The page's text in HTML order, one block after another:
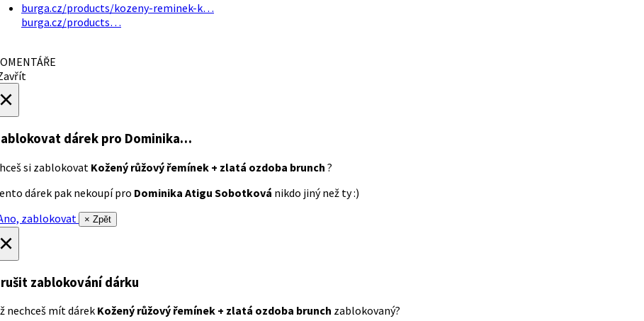
burga.cz/products/kozeny-reminek-k…
burga.cz/products…
dárek pro Dominika…
si zablokovat Kožený růžový řemínek + zlatá ozdoba brunch ?
dárek pak nekoupí pro Dominika Atigu Sobotková nikdo jiný než ty :)
zablokovat
× Zpět
zablokování dárku
nechceš mít dárek Kožený růžový řemínek + zlatá ozdoba brunch zablokovaný?